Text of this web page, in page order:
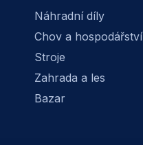
Náhradní díly
Chov a hospodářství
Stroje
Zahrada a les
Bazar